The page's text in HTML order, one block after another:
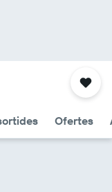
Ofertes